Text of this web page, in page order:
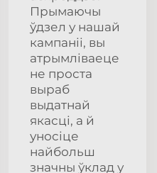
Прымаючы
ўдзел у нашай
кампаніі, вы
атрымліваеце
не проста
выраб
выдатнай
якасці, а й
уносіце
найбольш
значны ўклад у